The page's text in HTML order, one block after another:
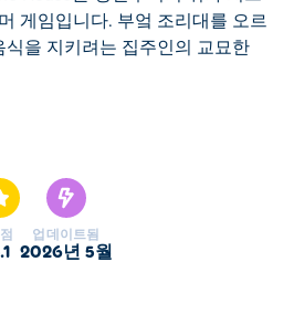
게임입니다. 부엌 조리대를 오르
식을 지키려는 집주인의 교묘한
은 발에 뛰어드는 게임입니다! 이
러분은 선반을 올라가고, 가구를
가고, 토스터에서 뛰어내리고, 도
4.1
업데이트됨
2026년 5월